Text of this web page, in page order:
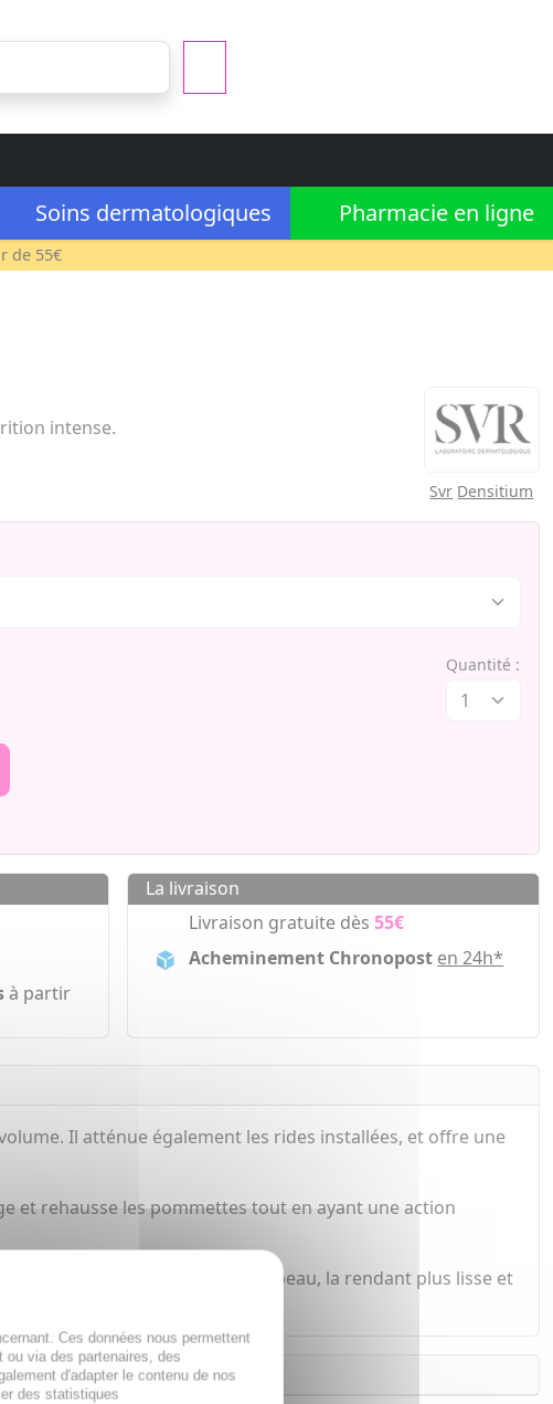
Soins dermatologiques
Pharmacie en ligne
de 55€
intense.
Svr Densitium
Quantité :
à partir
La livraison
Livraison gratuite dès55€
Acheminement Chronopost en 24h*
Il atténue également les rides installées, et offre une
et rehausse les pommettes tout en ayant une action
nourrissant intensément la peau, la rendant plus lisse et
Ces données nous permettent
via des partenaires, des
d'adapter le contenu de nos
des statistiques